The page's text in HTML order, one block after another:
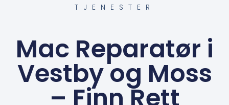
TJENESTER
Mac Reparatør i
Vestby og Moss
– Finn Rett